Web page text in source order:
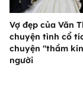
Vợ đẹp của Văn
chuyện tình cổ
chuyện "thầm
người